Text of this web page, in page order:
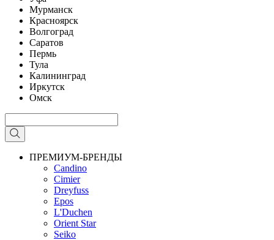
Мурманск
Красноярск
Волгоград
Саратов
Пермь
Тула
Калининград
Иркутск
Омск
ПРЕМИУМ-БРЕНДЫ
Candino
Cimier
Dreyfuss
Epos
L'Duchen
Orient Star
Seiko